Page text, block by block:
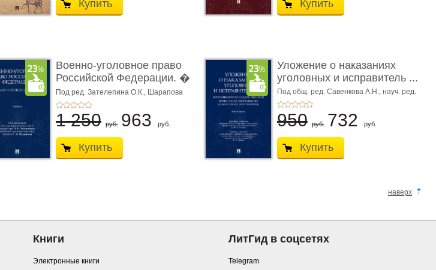
Купить Купить
Военно-уголовное право
Российской Федерации. �
...
Под ред. Зателепина О.К., Шарапова
С.Н.
1 250 руб. 963 руб.
Купить
Уложение о наказаниях
уголовных и исправитель ...
Под общ. ред. Савенкова А.Н.; науч. ред.
и рук. авт. кол. Чучаев А.И.
950 руб. 732 руб.
Купить
наверх
Книги
Электронные книги
ЛитГид в соцсетях
Telegram